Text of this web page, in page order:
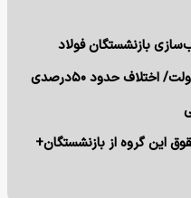
بازنشستگان فولاد
شکاف مزدی در ایستگاه کارمندان دولت/ اختلاف حدود ۵۰درصدی
این گروه از بازنشستگان+